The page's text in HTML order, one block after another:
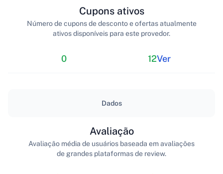
0
Cupons ativos
Número de cupons de desconto e ofertas atualmente
ativos disponíveis para este provedor.
12Ver
Dados
Avaliação
Avaliação média de usuários baseada em avaliações
de grandes plataformas de review.